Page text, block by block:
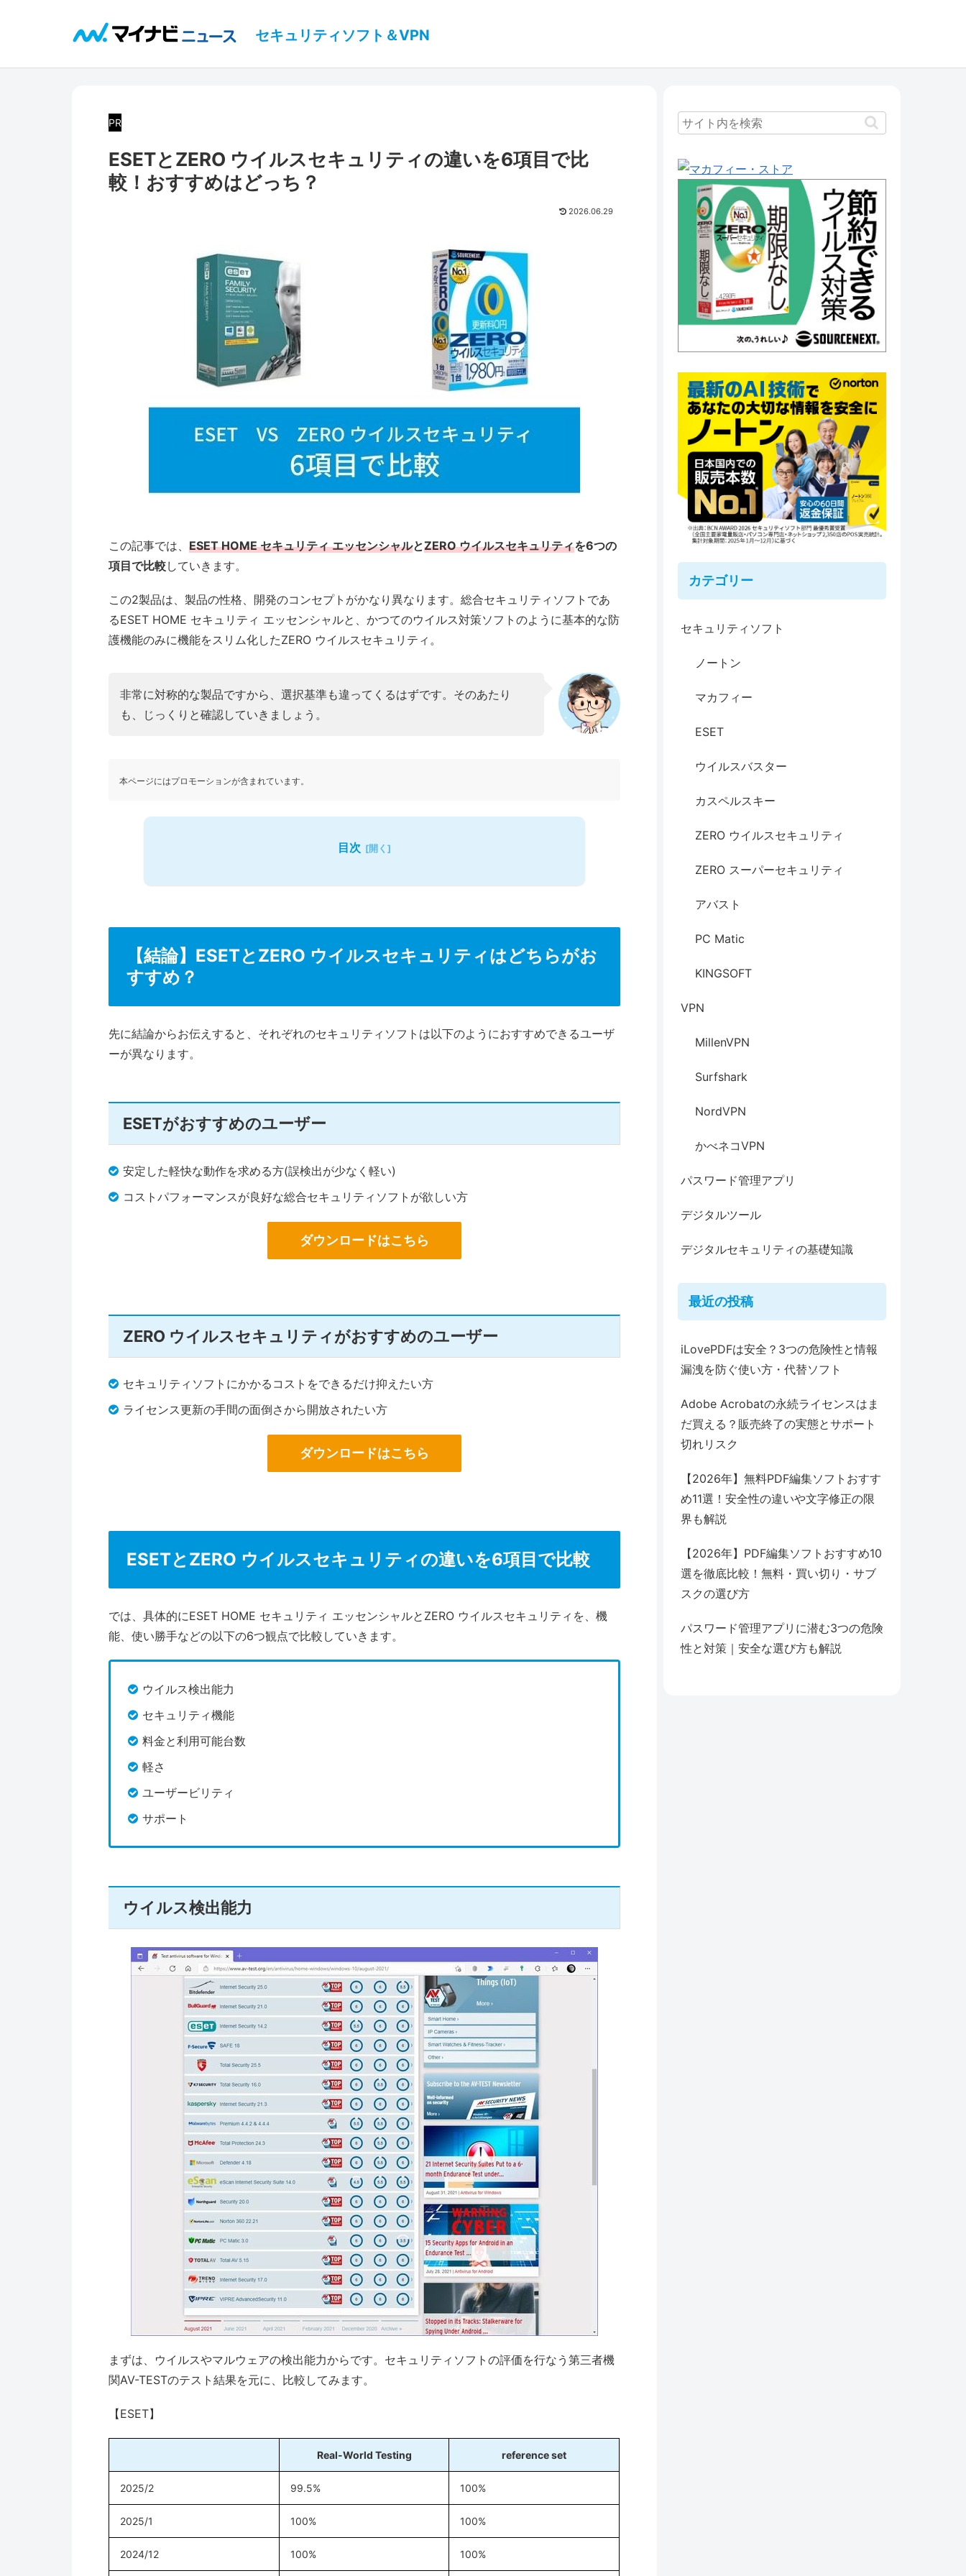
セキュリティソフト＆VPN
PR
ESETとZERO ウイルスセキュリティの違いを6項目で比
較！おすすめはどっち？
2026.06.29
この記事では、ESET HOME セキュリティ エッセンシャルとZERO ウイルスセキュリティを6つの
項目で比較していきます。
この2製品は、製品の性格、開発のコンセプトがかなり異なります。総合セキュリティソフトであ
るESET HOME セキュリティ エッセンシャルと、かつてのウイルス対策ソフトのように基本的な防
護機能のみに機能をスリム化したZERO ウイルスセキュリティ。
非常に対称的な製品ですから、選択基準も違ってくるはずです。そのあたり
も、じっくりと確認していきましょう。
本ページにはプロモーションが含まれています。
目次
【結論】ESETとZERO ウイルスセキュリティはどちらがお
すすめ？
先に結論からお伝えすると、それぞれのセキュリティソフトは以下のようにおすすめできるユーザ
ーが異なります。
ESETがおすすめのユーザー
安定した軽快な動作を求める方(誤検出が少なく軽い)
コストパフォーマンスが良好な総合セキュリティソフトが欲しい方
ダウンロードはこちら
ZERO ウイルスセキュリティがおすすめのユーザー
セキュリティソフトにかかるコストをできるだけ抑えたい方
ライセンス更新の手間の面倒さから開放されたい方
ダウンロードはこちら
ESETとZERO ウイルスセキュリティの違いを6項目で比較
では、具体的にESET HOME セキュリティ エッセンシャルとZERO ウイルスセキュリティを、機
能、使い勝手などの以下の6つ観点で比較していきます。
ウイルス検出能力
セキュリティ機能
料金と利用可能台数
軽さ
ユーザービリティ
サポート
ウイルス検出能力
まずは、ウイルスやマルウェアの検出能力からです。セキュリティソフトの評価を行なう第三者機
関AV-TESTのテスト結果を元に、比較してみます。
【ESET】
Real-World Testing reference set
2025/2 99.5% 100%
2025/1 100% 100%
2024/12 100% 100%
カテゴリー
セキュリティソフト
ノートン
マカフィー
ESET
ウイルスバスター
カスペルスキー
ZERO ウイルスセキュリティ
ZERO スーパーセキュリティ
アバスト
PC Matic
KINGSOFT
VPN
MillenVPN
Surfshark
NordVPN
かべネコVPN
パスワード管理アプリ
デジタルツール
デジタルセキュリティの基礎知識
最近の投稿
iLovePDFは安全？3つの危険性と情報
漏洩を防ぐ使い方・代替ソフト
Adobe Acrobatの永続ライセンスはま
だ買える？販売終了の実態とサポート
切れリスク
【2026年】無料PDF編集ソフトおすす
め11選！安全性の違いや文字修正の限
界も解説
【2026年】PDF編集ソフトおすすめ10
選を徹底比較！無料・買い切り・サブ
スクの選び方
パスワード管理アプリに潜む3つの危険
性と対策｜安全な選び方も解説